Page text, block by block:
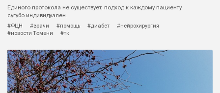
Единого протокола не существует, подход к каждому пациенту
сугубо индивидуален.
#ФЦН
#врачи #помощь #диабет
#нейрохирургия
#новости Тюмени
#тк